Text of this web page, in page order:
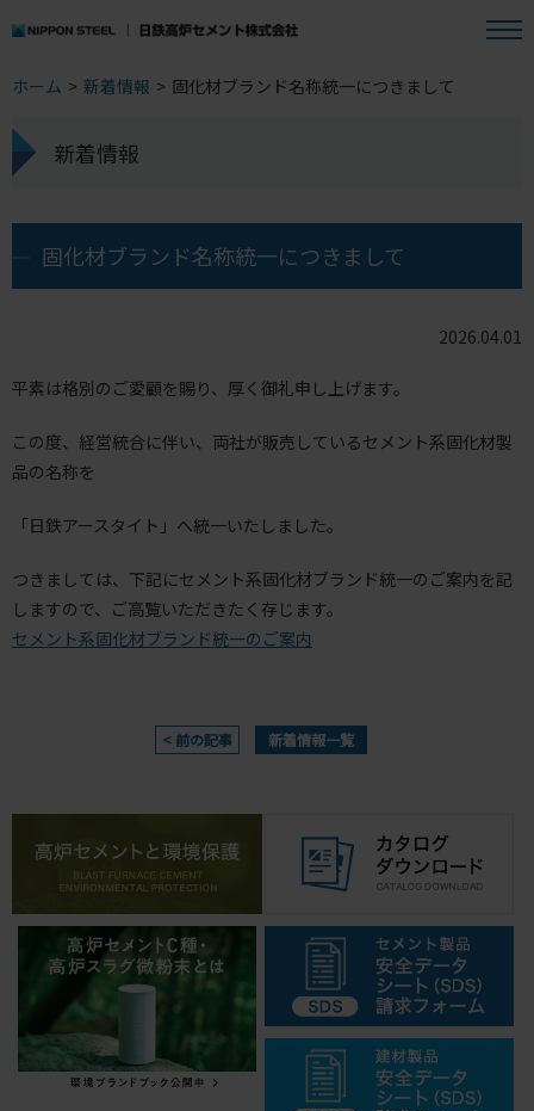
ホーム > 新着情報 > 固化材ブランド名称統一につきまして
新着情報
固化材ブランド名称統一につきまして
2026.04.01
平素は格別のご愛顧を賜り、厚く御礼申し上げます。
この度、経営統合に伴い、両社が販売しているセメント系固化材製
品の名称を
「日鉄アースタイト」へ統一いたしました。
つきましては、下記にセメント系固化材ブランド統一のご案内を記
しますので、ご高覧いただきたく存じます。
セメント系固化材ブランド統一のご案内
< 前の記事 新着情報一覧